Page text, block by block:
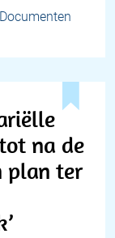
na de
plan ter